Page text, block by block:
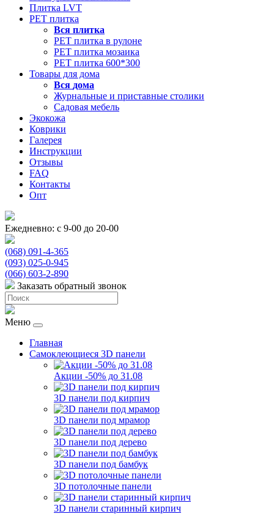
Плитка LVT
РЕТ плитка
Вся плитка
РЕТ плитка в рулоне
РЕТ плитка мозаика
РЕТ плитка 600*300
Товары для дома
Вся дома
Журнальные и приставные столики
Садовая мебель
Экокожа
Коврики
Галерея
Инструкции
Отзывы
FAQ
Контакты
Опт
Ежедневно: с 9-00 до 20-00
(068) 091-4-365
(093) 025-0-945
(066) 603-2-890
Заказать обратный звонок
Меню
Главная
Самоклеющиеся 3D панели
Акции -50% до 31.08
3D панели под кирпич
3D панели под мрамор
3D панели под дерево
3D панели под бамбук
3D потолочные панели
3D панели старинный кирпич